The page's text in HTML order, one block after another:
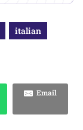
italian
Email